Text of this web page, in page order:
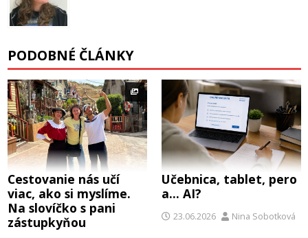
PODOBNÉ ČLÁNKY
Cestovanie nás učí
viac, ako si myslíme.
Na slovíčko s pani
zástupkyňou
Učebnica, tablet, pero
a… AI?
23.06.2026 Nina Sobotková